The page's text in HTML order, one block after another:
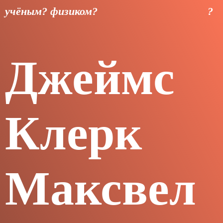
учёным? физиком? ?
Джеймс
Клерк
Максвел